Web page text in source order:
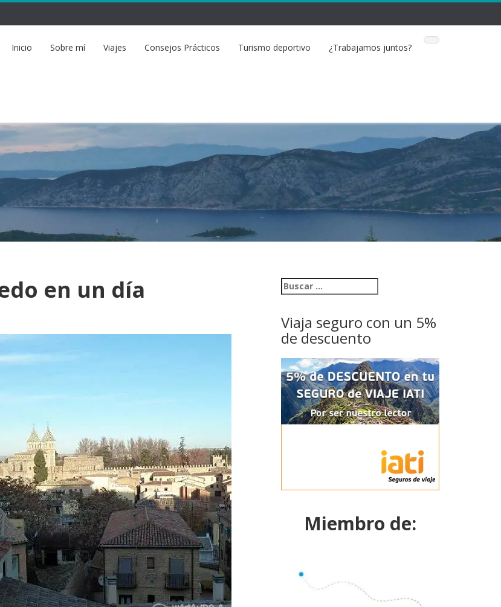
Inicio Sobre mí Viajes Consejos Prácticos Turismo deportivo ¿Trabajamos juntos?
en un día
Viaja seguro con un 5%
de descuento
Miembro de: